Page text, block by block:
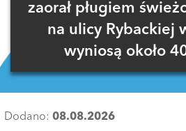
zaorał pługiem
na ulicy Rybackiej
wyniosą około
Dodano: 08.08.2026